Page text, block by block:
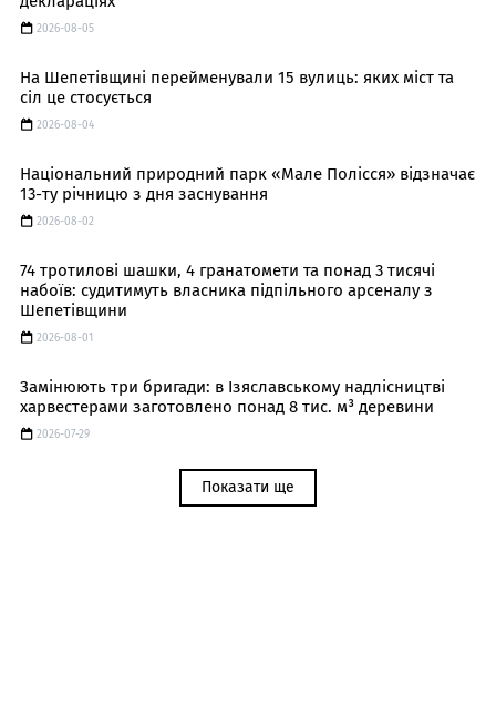
2026-08-05
На Шепетівщині перейменували 15 вулиць: яких міст та
сіл це стосується
2026-08-04
Національний природний парк «Мале Полісся» відзначає
13-ту річницю з дня заснування
2026-08-02
74 тротилові шашки, 4 гранатомети та понад 3 тисячі
набоїв: судитимуть власника підпільного арсеналу з
Шепетівщини
2026-08-01
Замінюють три бригади: в Ізяславському надлісництві
харвестерами заготовлено понад 8 тис. м³ деревини
2026-07-29
Показати ще